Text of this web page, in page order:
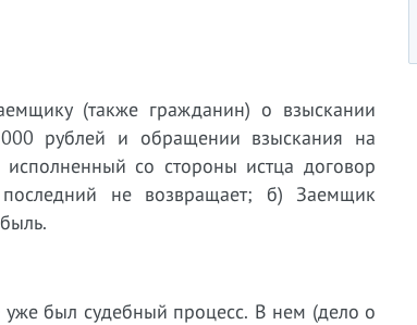
(также гражданин) о взыскании
рублей и обращении взыскания на
со стороны истца договор
не возвращает; б) Заемщик
был судебный процесс. В нем (дело о